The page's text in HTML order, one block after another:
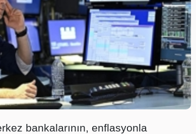
bankalarının, enflasyonla